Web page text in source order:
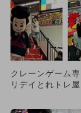
クレーンゲーム
リデイとれトレ屋